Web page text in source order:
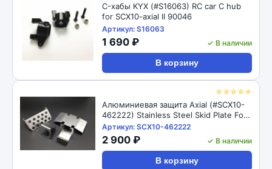
C-хабы KYX (#S16063) RC car C hub
for SCX10-axial II 90046
Артикул: S16063
1 690 ₽ ✓ В наличии
В корзину
☆☆☆☆☆
Алюминиевая защита Axial (#SCX10-
462222) Stainless Steel Skid Plate For
For Axial SCX10 II AX90046
Артикул: SCX10-462222
2 900 ₽ ✓ В наличии
В корзину